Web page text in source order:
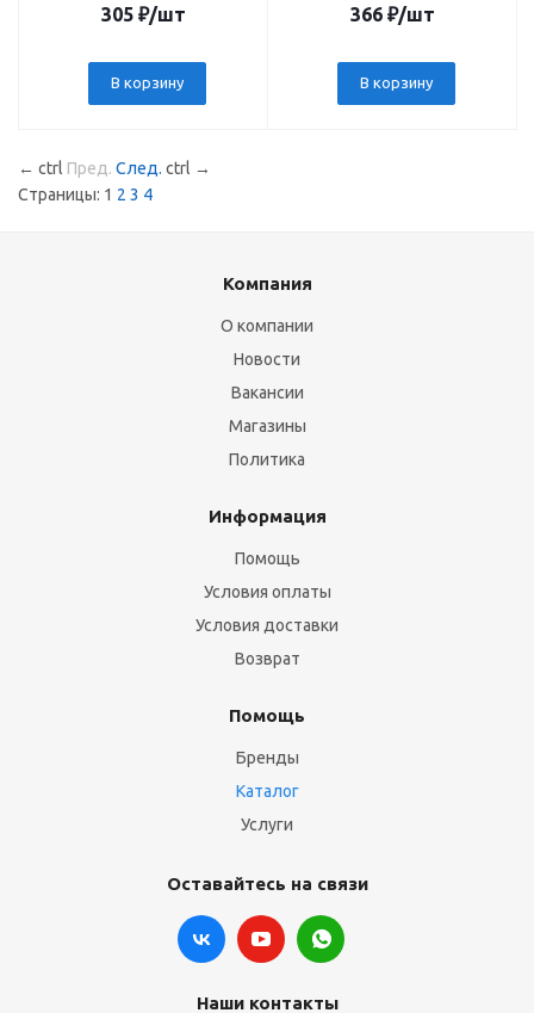
305 ₽/шт
В корзину
366 ₽/шт
В корзину
← ctrl Пред. След. ctrl →
Страницы: 1 2 3 4
Компания
О компании
Новости
Вакансии
Магазины
Политика
Информация
Помощь
Условия оплаты
Условия доставки
Возврат
Помощь
Бренды
Каталог
Услуги
Оставайтесь на связи
Наши контакты